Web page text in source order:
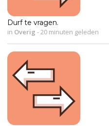
Durf te vragen.
in Overig -20 minuten geleden